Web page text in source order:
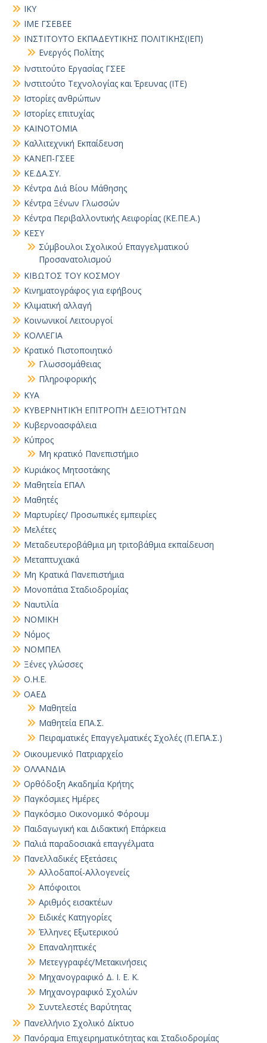
ΙΚΥ
ΙΜΕ ΓΣΕΒΕΕ
ΙΝΣΤΙΤΟΥΤΟ ΕΚΠΑΔΕΥΤΙΚΗΣ ΠΟΛΙΤΙΚΗΣ(ΙΕΠ)
Ενεργός Πολίτης
Ινστιτούτο Εργασίας ΓΣΕΕ
Ινστιτούτο Τεχνολογίας και Έρευνας (ΙΤΕ)
Ιστορίες ανθρώπων
Ιστορίες επιτυχίας
ΚΑΙΝΟΤΟΜΙΑ
Καλλιτεχνική Εκπαίδευση
ΚΑΝΕΠ-ΓΣΕΕ
ΚΕ.ΔΑ.ΣΥ.
Κέντρα Διά Βίου Μάθησης
Κέντρα Ξένων Γλωσσών
Κέντρα Περιβαλλοντικής Αειφορίας (ΚΕ.ΠΕ.Α.)
ΚΕΣΥ
Σύμβουλοι Σχολικού Επαγγελματικού
Προσανατολισμού
ΚΙΒΩΤΟΣ ΤΟΥ ΚΟΣΜΟΥ
Κινηματογράφος για εφήβους
Κλιματική αλλαγή
Κοινωνικοί Λειτουργοί
ΚΟΛΛΕΓΙΑ
Κρατικό Πιστοποιητικό
Γλωσσομάθειας
Πληροφορικής
ΚΥΑ
ΚΥΒΕΡΝΗΤΙΚΉ ΕΠΙΤΡΟΠΉ ΔΕΞΙΟΤΉΤΩΝ
Κυβερνοασφάλεια
Κύπρος
Μη κρατικό Πανεπιστήμιο
Κυριάκος Μητσοτάκης
Μαθητεία ΕΠΑΛ
Μαθητές
Μαρτυρίες/ Προσωπικές εμπειρίες
Μελέτες
Μεταδευτεροβάθμια μη τριτοβάθμια εκπαίδευση
Μεταπτυχιακά
Μη Κρατικά Πανεπιστήμια
Μονοπάτια Σταδιοδρομίας
Ναυτιλία
ΝΟΜΙΚΗ
Νόμος
ΝΟΜΠΕΛ
Ξένες γλώσσες
Ο.Η.Ε.
ΟΑΕΔ
Μαθητεία
Μαθητεία ΕΠΑ.Σ.
Πειραματικές Επαγγελματικές Σχολές (Π.ΕΠΑ.Σ.)
Οικουμενικό Πατριαρχείο
ΟΛΛΑΝΔΙΑ
Ορθόδοξη Ακαδημία Κρήτης
Παγκόσμιες Ημέρες
Παγκόσμιο Οικονομικό Φόρουμ
Παιδαγωγική και Διδακτική Επάρκεια
Παλιά παραδοσιακά επαγγέλματα
Πανελλαδικές Εξετάσεις
Αλλοδαποί-Αλλογενείς
Απόφοιτοι
Αριθμός εισακτέων
Ειδικές Κατηγορίες
Έλληνες Εξωτερικού
Επαναληπτικές
Μετεγγραφές/Μετακινήσεις
Μηχανογραφικό Δ. Ι. Ε. Κ.
Μηχανογραφικό Σχολών
Συντελεστές Βαρύτητας
Πανελλήνιο Σχολικό Δίκτυο
Πανόραμα Επιχειρηματικότητας και Σταδιοδρομίας